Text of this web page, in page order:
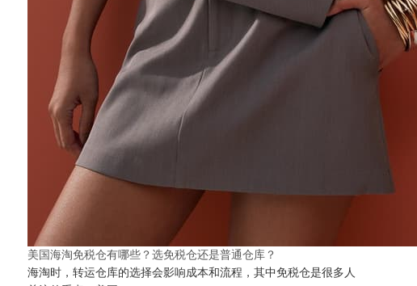
美国海淘免税仓有哪些？选免税仓还是普通仓库？
海淘时，转运仓库的选择会影响成本和流程，其中免税仓是很多人